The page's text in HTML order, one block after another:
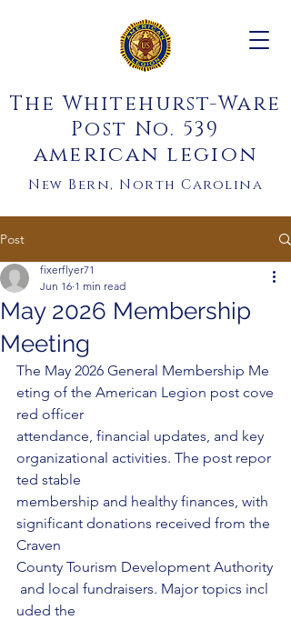
The Whitehurst-Ware
Post No. 539
american legion
New Bern, North Carolina
Post
May 2026 Membership
Meeting
fixerflyer71
Jun 16 1 min read
The May 2026 General Membership Me
eting of the American Legion post cove
red officer
attendance, financial updates, and key
organizational activities. The post repor
ted stable
membership and healthy finances, with
significant donations received from the
Craven
County Tourism Development Authority
and local fundraisers. Major topics incl
uded the